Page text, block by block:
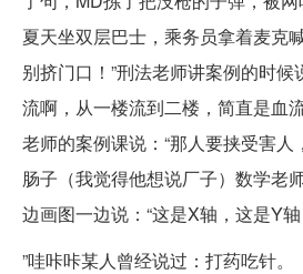
夏天坐双层巴士，乘务员拿着麦克
别挤门口！”刑法老师讲案例的时候
流啊，从一楼流到二楼，简直是
老师的案例课说：“那人要挟受害
肠子（我觉得他想说厂子）数学老
边画图一边说：“这是X轴，这是Y轴
”哇咔咔某人曾经说过：打药吃针。